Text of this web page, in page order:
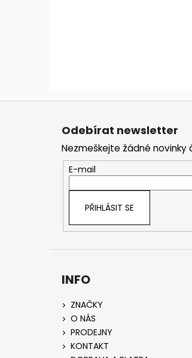
Z
Odebírat newsletter
Nezmeškejte žádné novinky
E-mail
PŘIHLÁSIT SE
INFO
ZNAČKY
O NÁS
PRODEJNY
KONTAKT